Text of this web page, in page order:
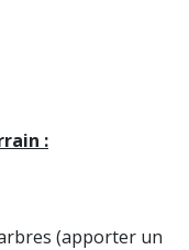
:
(apporter un